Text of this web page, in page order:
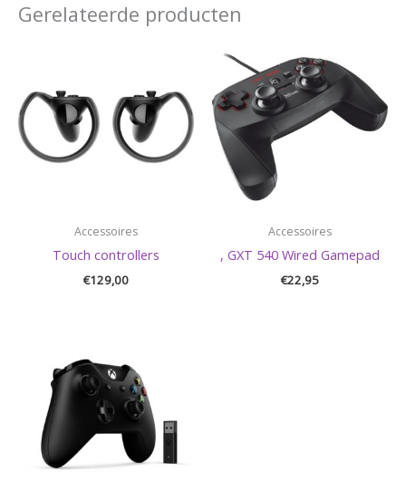
Gerelateerde producten
Accessoires
Touch controllers
€129,00
Accessoires
, GXT 540 Wired Gamepad
€22,95